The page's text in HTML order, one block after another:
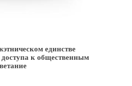
единстве
к общественным